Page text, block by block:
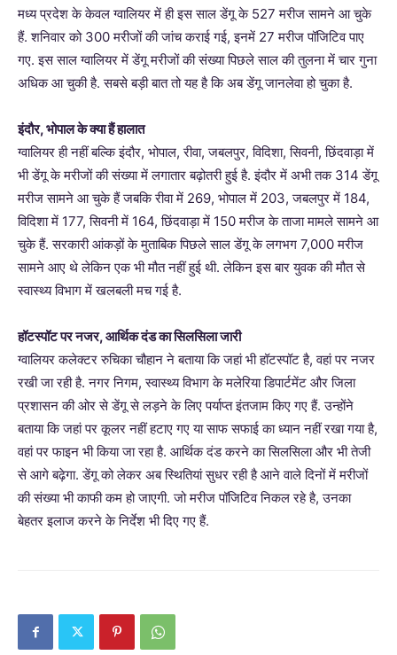
मध्य प्रदेश के केवल ग्वालियर में ही इस साल डेंगू के 527 मरीज सामने आ चुके
हैं. शनिवार को 300 मरीजों की जांच कराई गई, इनमें 27 मरीज पॉजिटिव पाए
गए. इस साल ग्वालियर में डेंगू मरीजों की संख्या पिछले साल की तुलना में चार गुना
अधिक आ चुकी है. सबसे बड़ी बात तो यह है कि अब डेंगू जानलेवा हो चुका है.
इंदौर, भोपाल के क्या हैं हालात
ग्वालियर ही नहीं बल्कि इंदौर, भोपाल, रीवा, जबलपुर, विदिशा, सिवनी, छिंदवाड़ा में
भी डेंगू के मरीजों की संख्या में लगातार बढ़ोतरी हुई है. इंदौर में अभी तक 314 डेंगू
मरीज सामने आ चुके हैं जबकि रीवा में 269, भोपाल में 203, जबलपुर में 184,
विदिशा में 177, सिवनी में 164, छिंदवाड़ा में 150 मरीज के ताजा मामले सामने आ
चुके हैं. सरकारी आंकड़ों के मुताबिक पिछले साल डेंगू के लगभग 7,000 मरीज
सामने आए थे लेकिन एक भी मौत नहीं हुई थी. लेकिन इस बार युवक की मौत से
स्वास्थ्य विभाग में खलबली मच गई है.
हॉटस्पॉट पर नजर, आर्थिक दंड का सिलसिला जारी
ग्वालियर कलेक्टर रुचिका चौहान ने बताया कि जहां भी हॉटस्पॉट है, वहां पर नजर
रखी जा रही है. नगर निगम, स्वास्थ्य विभाग के मलेरिया डिपार्टमेंट और जिला
प्रशासन की ओर से डेंगू से लड़ने के लिए पर्याप्त इंतजाम किए गए हैं. उन्होंने
बताया कि जहां पर कूलर नहीं हटाए गए या साफ सफाई का ध्यान नहीं रखा गया है,
वहां पर फाइन भी किया जा रहा है. आर्थिक दंड करने का सिलसिला और भी तेजी
से आगे बढ़ेगा. डेंगू को लेकर अब स्थितियां सुधर रही है आने वाले दिनों में मरीजों
की संख्या भी काफी कम हो जाएगी. जो मरीज पॉजिटिव निकल रहे है, उनका
बेहतर इलाज करने के निर्देश भी दिए गए हैं.